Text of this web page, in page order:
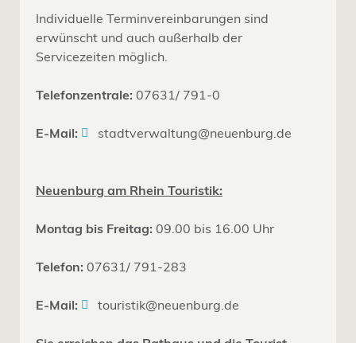
Individuelle Terminvereinbarungen sind
erwünscht und auch außerhalb der
Servicezeiten möglich.
Telefonzentrale: 07631/ 791-0
E-Mail: stadtverwaltung@neuenburg.de
Neuenburg am Rhein Touristik:
Montag bis Freitag: 09.00 bis 16.00 Uhr
Telefon: 07631/ 791-283
E-Mail: touristik@neuenburg.de